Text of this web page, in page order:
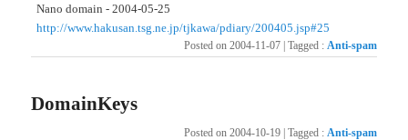
Nano domain - 2004-05-25
http://www.hakusan.tsg.ne.jp/tjkawa/pdiary/200405.jsp#25
Posted on 2004-11-07 Tagged : Anti-spam
DomainKeys
Posted on 2004-10-19 | Tagged : Anti-spam